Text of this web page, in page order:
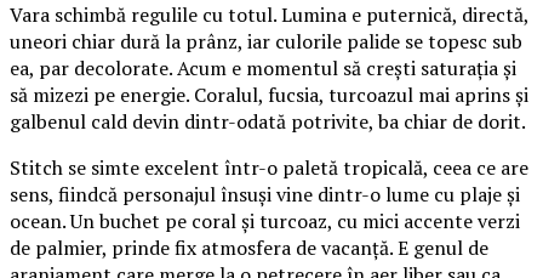
Vara schimbă regulile cu totul. Lumina e puternică, directă,
uneori chiar dură la prânz, iar culorile palide se topesc sub
ea, par decolorate. Acum e momentul să crești saturația și
să mizezi pe energie. Coralul, fucsia, turcoazul mai aprins și
galbenul cald devin dintr-odată potrivite, ba chiar de dorit.
Stitch se simte excelent într-o paletă tropicală, ceea ce are
sens, fiindcă personajul însuși vine dintr-o lume cu plaje și
ocean. Un buchet pe coral și turcoaz, cu mici accente verzi
de palmier, prinde fix atmosfera de vacanță. E genul de